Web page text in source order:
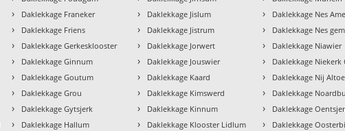
› Daklekkage Franeker
› Daklekkage Friens
› Daklekkage Gerkesklooster
› Daklekkage Ginnum
› Daklekkage Goutum
› Daklekkage Grou
› Daklekkage Gytsjerk
› Daklekkage Hallum
› Daklekkage Jislum
› Daklekkage Jistrum
› Daklekkage Jorwert
› Daklekkage Jouswier
› Daklekkage Kaard
› Daklekkage Kimswerd
› Daklekkage Kinnum
› Daklekkage Klooster Lidlum
› Daklekkage Nes
› Daklekkage Nes
› Daklekkage Niawier
› Daklekkage Niekerk
› Daklekkage Nij
› Daklekkage
› Daklekkage
› Daklekkage